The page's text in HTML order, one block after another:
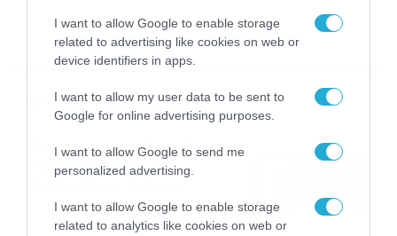
I want to allow Google to enable storage
related to advertising like cookies on web or
device identifiers in apps.
I want to allow my user data to be sent to
Google for online advertising purposes.
I want to allow Google to send me
personalized advertising.
I want to allow Google to enable storage
related to analytics like cookies on web or
σκοράρισμα «τραβάει» τελευταία ο 19χρονος
μεσοεπιθετικός του Εθνικού Σιδηροκάστρου,
Αλέξανδρος Μεντής, που αποκτήθηκε δανεικός από τον
Γάζωρο ως το καλοκαίρι. Ο νεαρός έβαλε 4 γκολ σε […]
Ροή Ειδήσεων
Πρεμιέρα στην Ολλανδία, την
Πορτογαλία και τη Β’
στοιχηματικές επιλογές από
το ΠΑΜΕ ΣΤΟΙΧΗΜΑ
07/08/2026 16:41